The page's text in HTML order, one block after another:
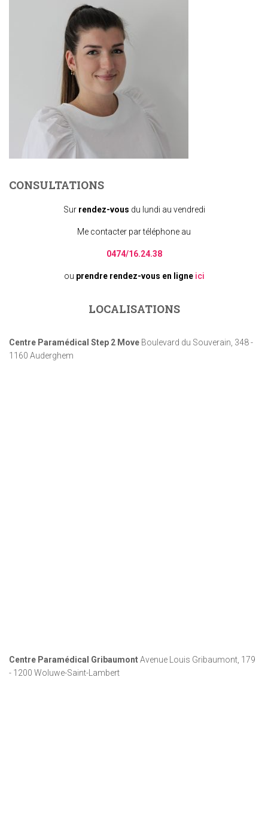
CONSULTATIONS
Sur rendez-vous du lundi au vendredi
Me contacter par téléphone au
0474/16.24.38
ou prendre rendez-vous en ligne ici
LOCALISATIONS
Centre Paramédical Step 2 Move Boulevard du Souverain, 348 -
1160 Auderghem
Centre Paramédical GribaumontAvenue Louis Gribaumont, 179
- 1200 Woluwe-Saint-Lambert